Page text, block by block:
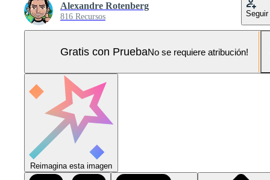
Alexandre Rotenberg
816 Recursos Seguir
Gratis con PruebaNo se requiere atribución!
Reimagina esta imagen